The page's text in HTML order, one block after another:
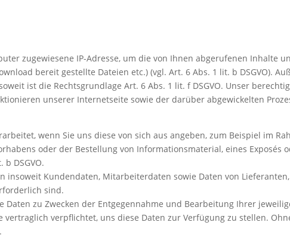
zugewiesene IP-Adresse, um die von Ihnen abgerufenen Inhalte
bereit gestellte Dateien etc.) (vgl. Art. 6 Abs. 1 lit. b DSGVO).
ist die Rechtsgrundlage Art. 6 Abs. 1 lit. f DSGVO. Unser
unserer Internetseite sowie der darüber abgewickelten
wenn Sie uns diese von sich aus angeben, zum Beispiel im
oder der Bestellung von Informationsmaterial, eines Exposés
DSGVO.
insoweit Kundendaten, Mitarbeiterdaten sowie Daten von
sind.
Daten zu Zwecken der Entgegennahme und Bearbeitung Ihrer
vertraglich verpflichtet, uns diese Daten zur Verfügung zu stellen.